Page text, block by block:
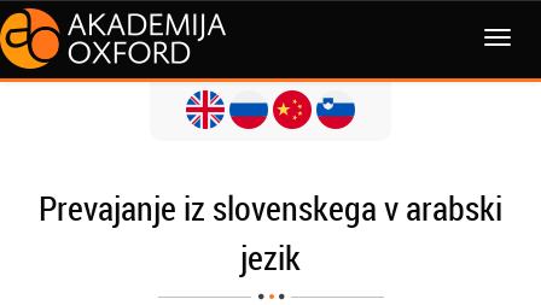
MENI
Prevajanje iz slovenskega v arabski
jezik